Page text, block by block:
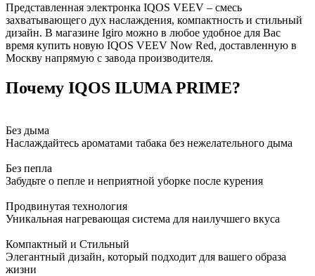
Представленная электронка IQOS VEEV – смесь
захватывающего дух наслаждения, компактность и стильный
дизайн. В магазине Igiro можно в любое удобное для Вас
время купить новую IQOS VEEV Now Red, доставленную в
Москву напрямую с завода производителя.
Почему IQOS ILUMA PRIME?
Без дыма
Наслаждайтесь ароматами табака без нежелательного дыма
Без пепла
Забудьте о пепле и неприятной уборке после курения
Продвинутая технология
Уникальная нагревающая система для наилучшего вкуса
Компактный и Стильный
Элегантный дизайн, который подходит для вашего образа
жизни